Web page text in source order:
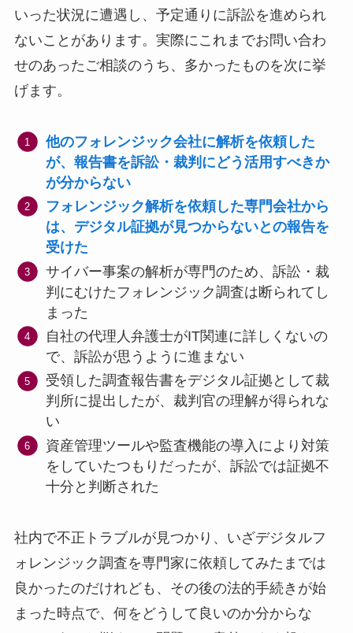
いった状況に遭遇し、予定通りに訴訟を進められ
ないことがあります。実際にこれまでお問い合わ
せのあったご相談のうち、多かったものを次に挙
げます。
他のフォレンジック会社に解析を依頼した
が、報告書を訴訟・裁判にどう活用すべきか
が分からない
フォレンジック解析を依頼した専門会社から
は、デジタル証拠が見つからないとの報告を
受けた
サイバー事案の解析が専門のため、訴訟・裁
判にむけたフォレンジック調査は断られてし
まった
自社の代理人弁護士がIT関連に詳しくないの
で、訴訟が思うように進まない
受領した調査報告書をデジタル証拠として裁
判所に提出したが、裁判官の理解が得られな
い
資産管理ツールや監査機能の導入により対策
をしていたつもりだったが、訴訟では証拠不
十分と判断された
社内で不正トラブルが見つかり、いざデジタルフ
ォレンジック調査を専門家に依頼してみたまでは
良かったのだけれども、その後の法的手続きが始
まった時点で、何をどうして良いのか分からな